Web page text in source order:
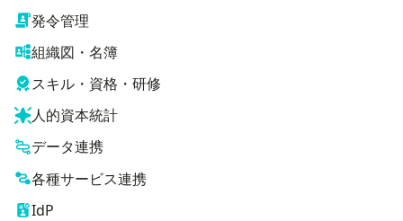
発令管理
組織図・名簿
スキル・資格・研修
人的資本統計
データ連携
各種サービス連携
IdP